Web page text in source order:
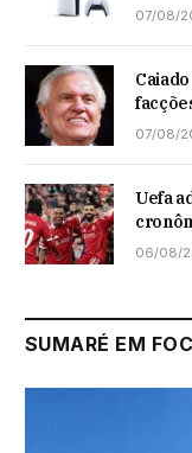
07/08/
07/08/
Uefa
06/08/
SUMARÉ EM